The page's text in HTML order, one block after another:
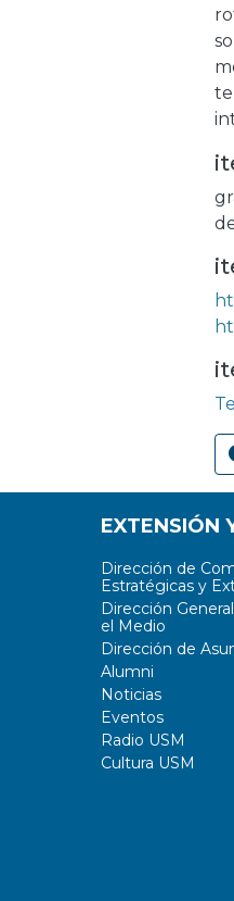
EXTENSIÓN
Dirección de
Estratégicas y
Dirección
el Medio
Dirección de
Alumni
Noticias
Eventos
Radio USM
Cultura USM